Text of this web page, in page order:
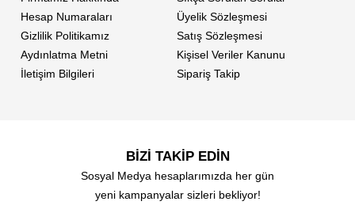
Hesap Numaraları
Gizlilik Politikamız
Aydınlatma Metni
İletişim Bilgileri
Üyelik Sözleşmesi
Satış Sözleşmesi
Kişisel Veriler Kanunu
Sipariş Takip
BİZİ TAKİP EDİN
Sosyal Medya hesaplarımızda her gün
yeni kampanyalar sizleri bekliyor!